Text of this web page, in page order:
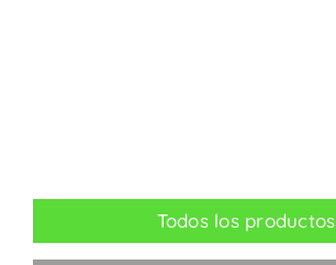
Todos los productos